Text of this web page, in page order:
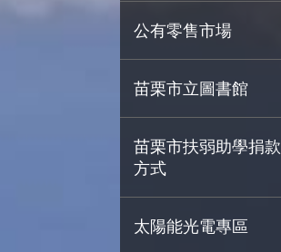
公有零售市場
苗栗市立圖書館
苗栗市扶弱助學捐款
方式
太陽能光電專區